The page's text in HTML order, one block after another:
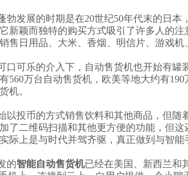
勃发展的时期是在20世纪50年代末的日
新颖而独特的购买方式吸引了许多人的
售日用品、大米、香烟、明信片、游戏
口可乐的介入下，自动售货机也开始有
560万台自动售货机，欧美等地大约有
机。
以投币的方式销售饮料和其他商品，但
了二维码扫描和其他更方便的功能，但
际上是与时代并驾齐驱，真正做到与智能
的智能自动售货机已经在美国、新西兰和